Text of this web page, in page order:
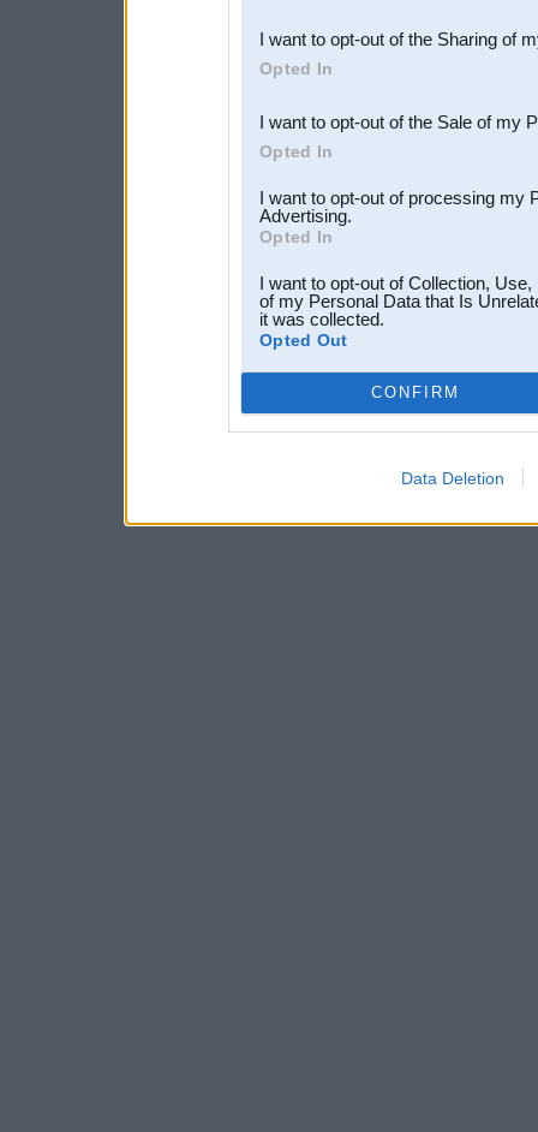
Downstream Participants
third parties.
I want to opt-out of the Sharing of
Opted In
I want to opt-out of the Sale of my
Opted In
I want to opt-out of processing my
Advertising.
Opted In
I want to opt-out of Collection,
of my Personal Data that Is
it was collected.
Opted Out
CONFIRM
Data Deletion